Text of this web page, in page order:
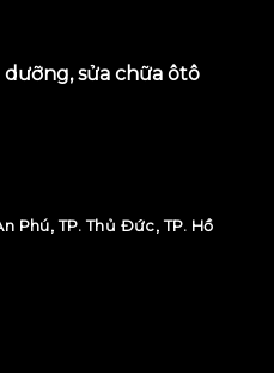
sửa chữa ôtô
Phú, TP. Thủ Đức, TP. Hồ